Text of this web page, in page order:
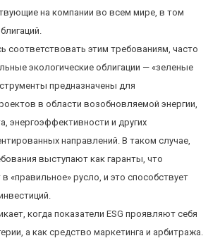
на компании во всем мире, в том
соответствовать этим требованиям, часто
экологические облигации — «зеленые
предназначены для
в области возобновляемой энергии,
энергоэффективности и других
направлений. В таком случае,
выступают как гаранты, что
«правильное» русло, и это способствует
когда показатели ESG проявляют себя
а как средство маркетинга и арбитража.